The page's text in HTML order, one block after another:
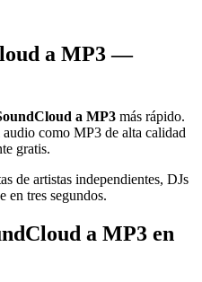
a MP3 —
a MP3 más rápido.
como MP3 de alta calidad
gratis.
de artistas independientes, DJs
en tres segundos.
a MP3 en